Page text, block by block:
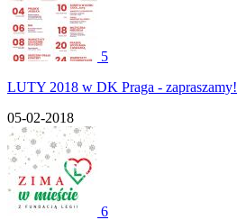
5
LUTY 2018 w DK Praga - zapraszamy!
05-02-2018
6